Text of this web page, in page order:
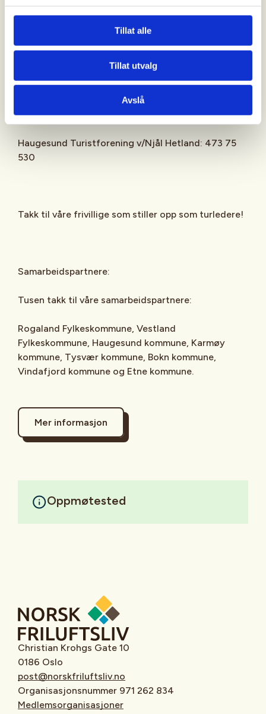
Tillat alle
Tillat utvalg
Avslå
Gå til p-plassen, ta trappene ned til undergangen
og fortsett over demningen, der finner du oss!
Kontakt oss for mer info:
Huset aktivitetssenter: 917 84 358
Haugesund Turistforening v/Njål Hetland: 473 75
530
Takk til våre frivillige som stiller opp som turledere!
Samarbeidspartnere:
Tusen takk til våre samarbeidspartnere:
Rogaland Fylkeskommune, Vestland
Fylkeskommune, Haugesund kommune, Karmøy
kommune, Tysvær kommune, Bokn kommune,
Vindafjord kommune og Etne kommune.
Mer informasjon
Oppmøtested
Christian Krohgs Gate 10
0186 Oslo
post@norskfriluftsliv.no
Organisasjonsnummer 971 262 834
Medlemsorganisasjoner